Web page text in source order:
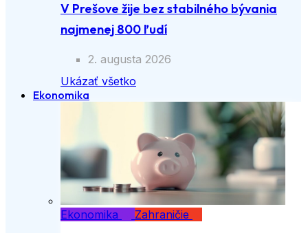
V Prešove žije bez stabilného bývania
najmenej 800 ľudí
2. augusta 2026
Ukázať všetko
Ekonomika
Ekonomika Zahraničie